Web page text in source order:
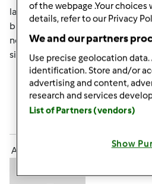
la povera centenaria ha vissuto
burrascosi...sembrava in mano a
nemo) che urlava....pesciolino
sicuro...
In cima
Anonimo (non verificato)
of the webpage .Your
details, refer to our Privacy
We and our partners
Use precise geolocation
identification. Store and/or
advertising and content,
research and services
List of Partners (vendors)
Show